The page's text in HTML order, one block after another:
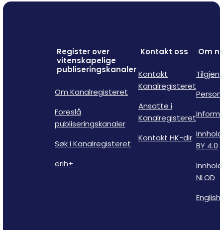
Register over
vitenskapelige
publiseringskanaler
Om Kanalregisteret
Foreslå
publiseringskanaler
Søk i Kanalregisteret
erih+
Kontakt oss
Kontakt
Kanalregisteret
Ansatte i
Kanalregisteret
Kontakt HK-dir
Om
BY 4.0
NLOD